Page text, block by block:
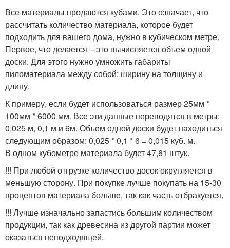
Все материалы продаются кубами. Это означает, что
рассчитать количество материала, которое будет
подходить для вашего дома, нужно в кубическом метре.
Первое, что делается – это вычисляется объем одной
доски. Для этого нужно умножить габариты
пиломатериала между собой: ширину на толщину и
длину.
К примеру, если будет использоваться размер 25мм *
100мм * 6000 мм. Все эти данные переводятся в метры:
0,025 м, 0,1 м и 6м. Объем одной доски будет находиться
следующим образом: 0,025 * 0,1 * 6 = 0,015 куб. м.
В одном кубометре материала будет 47,61 штук.
!!! При любой отгрузке количество досок округляется в
меньшую сторону. При покупке лучше покупать на 15-30
процентов материала больше, так как часть отбракуется.
!!! Лучше изначально запастись большим количеством
продукции, так как древесина из другой партии может
оказаться неподходящей.